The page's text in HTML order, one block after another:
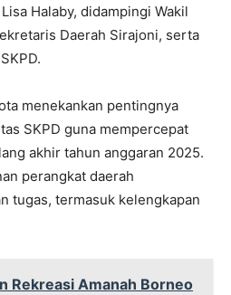
Halaby, didampingi Wakil
Daerah Sirajoni, serta
menekankan pentingnya
SKPD guna mempercepat
akhir tahun anggaran 2025.
perangkat daerah
tugas, termasuk kelengkapan
Rekreasi Amanah Borneo